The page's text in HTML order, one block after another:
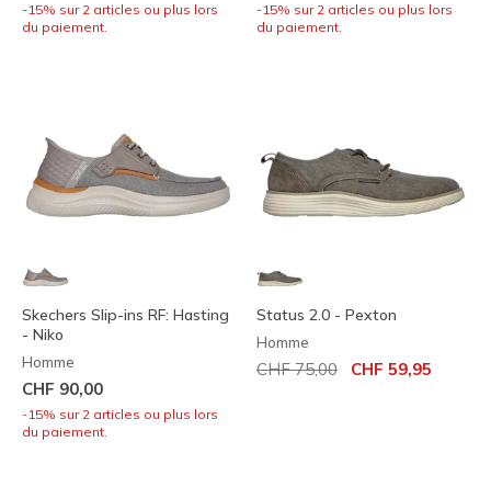
-15% sur 2 articles ou plus lors
du paiement.
-15% sur 2 articles ou plus lors
du paiement.
Skechers Slip-ins RF: Hasting
- Niko
Homme
CHF 90,00
-15% sur 2 articles ou plus lors
du paiement.
Status 2.0 - Pexton
Homme
Prix réduit de
CHF 75,00 CHF 59,95